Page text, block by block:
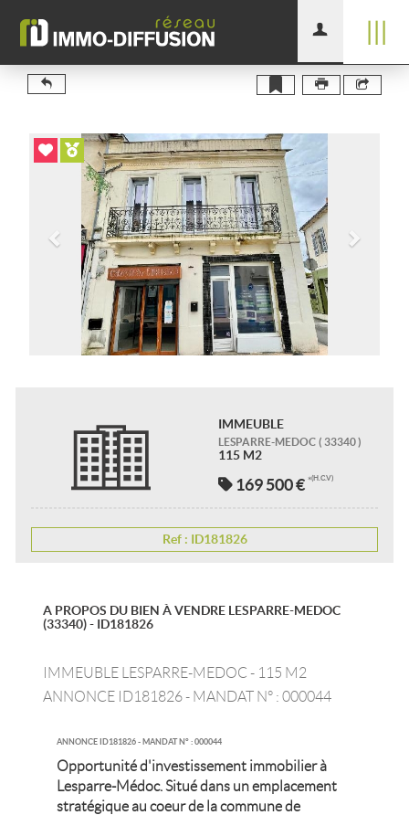
Previous
IMMEUBLE
LESPARRE-MEDOC ( 33340 )
115 M2
169 500 € *(H.C.V)
Ref : ID181826
A PROPOS DU BIEN À VENDRE LESPARRE-MEDOC
(33340) - ID181826
IMMEUBLE LESPARRE-MEDOC - 115 M2
ANNONCE ID181826 - MANDAT N° : 000044
ANNONCE ID181826 - MANDAT N° : 000044
Opportunité d'investissement immobilier à
Lesparre-Médoc. Situé dans un emplacement
stratégique au coeur de la commune de